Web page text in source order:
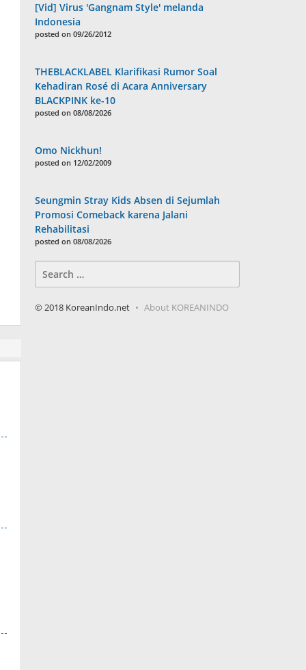
[Vid] Virus 'Gangnam Style' melanda
Indonesia
posted on 09/26/2012
THEBLACKLABEL Klarifikasi Rumor Soal
Kehadiran Rosé di Acara Anniversary
BLACKPINK ke-10
posted on 08/08/2026
Omo Nickhun!
posted on 12/02/2009
Seungmin Stray Kids Absen di Sejumlah
Promosi Comeback karena Jalani
Rehabilitasi
posted on 08/08/2026
for:
© 2018 KoreanIndo.net About KOREANINDO